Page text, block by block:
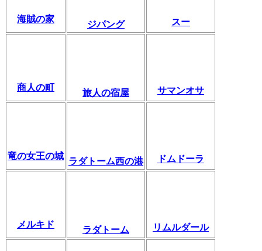
海賊の家
ジパング スー
商人の町
旅人の宿屋 サマンオサ
竜の女王の城
ラダトーム西の港 ドムドーラ
メルキド
ラダトーム リムルダール